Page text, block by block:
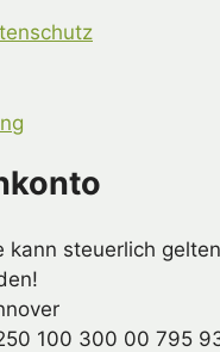
kann steuerlich
100 300 00 795